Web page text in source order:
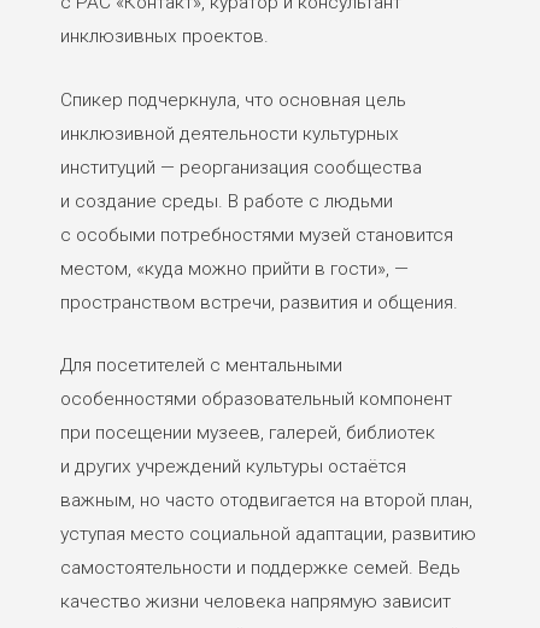
инклюзивных проектов.
Спикер подчеркнула, что основная цель
инклюзивной деятельности культурных
институций — реорганизация сообщества
и создание среды. В работе с людьми
с особыми потребностями музей становится
местом, «куда можно прийти в гости», —
пространством встречи, развития и общения.
Для посетителей с ментальными
особенностями образовательный компонент
при посещении музеев, галерей, библиотек
и других учреждений культуры остаётся
важным, но часто отодвигается на второй план,
уступая место социальной адаптации, развитию
самостоятельности и поддержке семей. Ведь
качество жизни человека напрямую зависит